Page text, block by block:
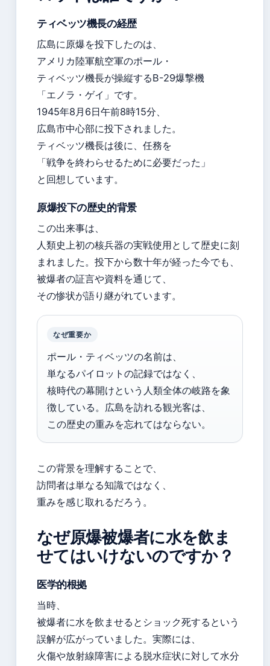
ティベッツ機長の経歴
広島に原爆を投下したのは、
アメリカ陸軍航空軍のポール・
ティベッツ機長が操縦するB-29爆撃機
「エノラ・ゲイ」です。
1945年8月6日午前8時15分、
広島市中心部に投下されました。
ティベッツ機長は後に、任務を
「戦争を終わらせるために必要だった」
と回想しています。
原爆投下の歴史的背景
この出来事は、
人類史上初の核兵器の実戦使用として歴史に刻
まれました。投下から数十年が経った今でも、
被爆者の証言や資料を通じて、
その惨状が語り継がれています。
なぜ重要か
ポール・ティベッツの名前は、
単なるパイロットの記録ではなく、
核時代の幕開けという人類全体の岐路を象
徴している。広島を訪れる観光客は、
この歴史の重みを忘れてはならない。
この背景を理解することで、
訪問者は単なる知識ではなく、
重みを感じ取れるだろう。
なぜ原爆被爆者に水を飲ま
せてはいけないのですか？
医学的根拠
当時、
被爆者に水を飲ませるとショック死するという
誤解が広がっていました。実際には、
火傷や放射線障害による脱水症状に対して水分